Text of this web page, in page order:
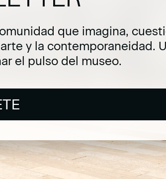
que imagina,
y la contemporaneidad.
el pulso del museo.